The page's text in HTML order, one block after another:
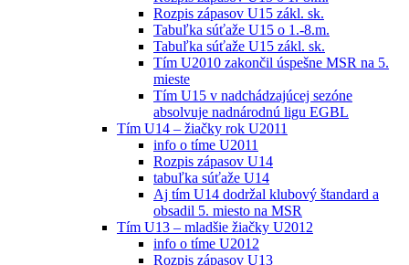
Rozpis zápasov U15 zákl. sk.
Tabuľka súťaže U15 o 1.-8.m.
Tabuľka súťaže U15 zákl. sk.
Tím U2010 zakončil úspešne MSR na 5.
mieste
Tím U15 v nadchádzajúcej sezóne
absolvuje nadnárodnú ligu EGBL
Tím U14 – žiačky rok U2011
info o tíme U2011
Rozpis zápasov U14
tabuľka súťaže U14
Aj tím U14 dodržal klubový štandard a
obsadil 5. miesto na MSR
Tím U13 – mladšie žiačky U2012
info o tíme U2012
Rozpis zápasov U13